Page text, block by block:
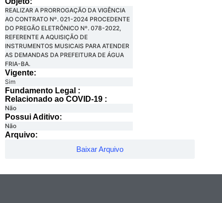
REALIZAR A PRORROGAÇÃO DA VIGÊNCIA
AO CONTRATO Nº. 021-2024 PROCEDENTE
DO PREGÃO ELETRÔNICO Nº. 078-2022,
REFERENTE A AQUISIÇÃO DE
INSTRUMENTOS MUSICAIS PARA ATENDER
AS DEMANDAS DA PREFEITURA DE ÁGUA
FRIA-BA.
Vigente:
Sim
Fundamento Legal :​
Relacionado ao COVID-19 :​
Não
Possui Aditivo:​
Não
Arquivo:
Baixar Arquivo